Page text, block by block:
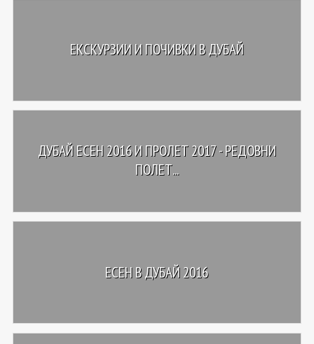
ЕКСКУРЗИИ И ПОЧИВКИ В ДУБАЙ
ДУБАЙ ЕСЕН 2016 И ПРОЛЕТ 2017 - РЕДОВНИ
ПОЛЕТ...
ЕСЕН В ДУБАЙ 2016